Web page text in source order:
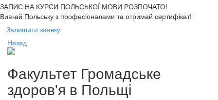
ЗАПИС НА КУРСИ ПОЛЬСЬКОЇ МОВИ РОЗПОЧАТО!
Вивчай Польську з професіоналами та отримай сертифікат!
Залишити заявку
Назад
Факультет Громадське
здоров'я в Польщі